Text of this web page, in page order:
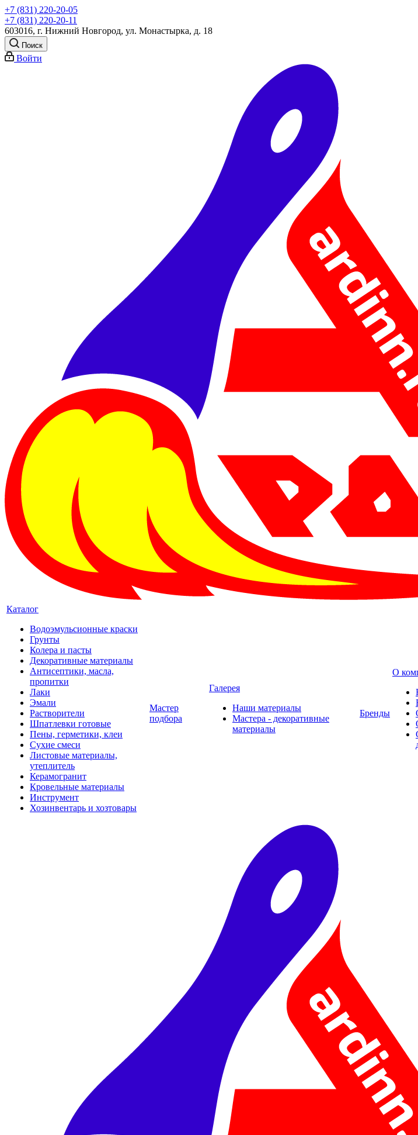
+7 (831) 220-20-05
+7 (831) 220-20-11
603016, г. Нижний Новгород, ул. Монастырка, д. 18
Поиск
Войти
Каталог
Водоэмульсионные краски
Грунты
Колера и пасты
Декоративные материалы
Антисептики, масла,
пропитки
Лаки
Эмали
Растворители
Шпатлевки готовые
Пены, герметики, клеи
Сухие смеси
Листовые материалы,
утеплитель
Керамогранит
Кровельные материалы
Инструмент
Хозинвентарь и хозтовары
Мастер
подбора
Галерея
Наши материалы
Мастера - декоративные
материалы
Бренды
О